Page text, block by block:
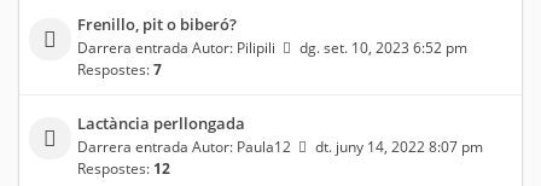
Frenillo, pit o biberó?
Darrera entrada Autor: Pilipili
dg. set. 10, 2023 6:52 pm
Respostes:7
Lactància perllongada
Darrera entrada Autor: Paula12
dt. juny 14, 2022 8:07 pm
Respostes: 12